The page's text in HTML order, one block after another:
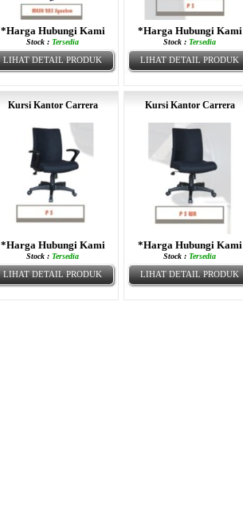
*Harga Hubungi Kami
Stock : Tersedia
LIHAT DETAIL PRODUK
*Harga Hubungi Kami
Stock : Tersedia
LIHAT DETAIL PRODUK
Kursi Kantor Carrera
*Harga Hubungi Kami
Stock : Tersedia
LIHAT DETAIL PRODUK
Kursi Kantor Carrera
*Harga Hubungi Kami
Stock : Tersedia
LIHAT DETAIL PRODUK